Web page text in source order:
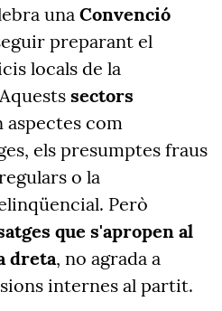
una Convenció
preparant el
locals de la
sectors
aspectes com
els presumptes fraus
o la
Però
que s'apropen al
dreta, no agrada a
internes al partit.